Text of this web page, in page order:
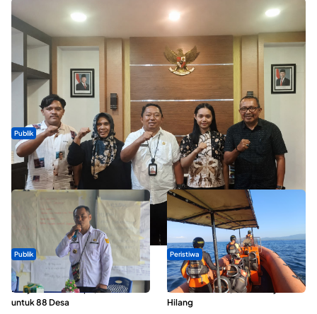
Publik
Dua Talenta Muda Ternate Wakili Maluku Utara di Gita Bahana
Nusantara 2026
Publik
ABDESI Morotai Apresiasi
Penyaluran ADD Rp3,13 Miliar
untuk 88 Desa
Peristiwa
Dua Longboat Bertabrakan di
Perairan Taliabu, Satu Nelayan
Hilang